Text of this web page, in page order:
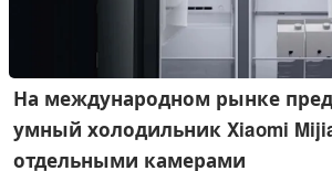
На международном рынке
умный холодильник Xiaomi
отдельными камерами